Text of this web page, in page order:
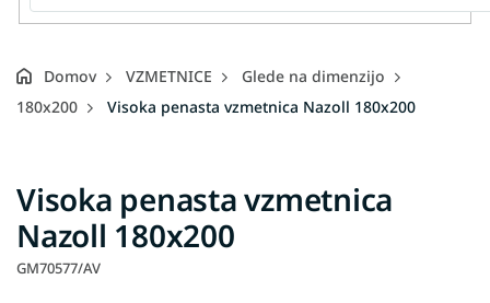
Domov VZMETNICE
Glede na dimenzijo
180x200
Visoka penasta vzmetnica Nazoll 180x200
Visoka penasta vzmetnica
Nazoll 180x200
GM70577/AV